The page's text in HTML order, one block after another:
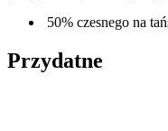
50% czesnego na
Przydatne